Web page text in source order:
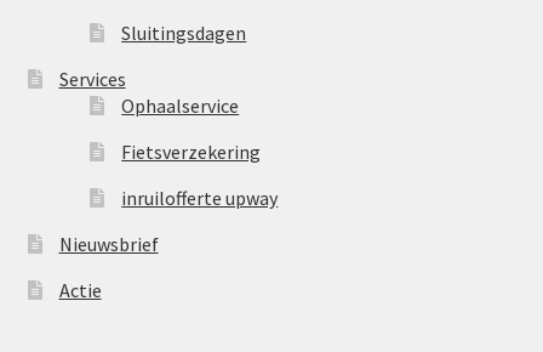
Sluitingsdagen
Services
Ophaalservice
Fietsverzekering
inruilofferte upway
Nieuwsbrief
Actie